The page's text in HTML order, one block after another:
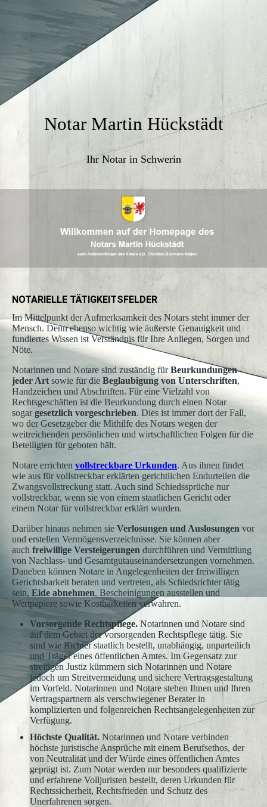
Notar Martin Hückstädt
Ihr Notar in Schwerin
NOTARIELLE TÄTIGKEITSFELDER
Im Mittelpunkt der Aufmerksamkeit des Notars steht immer der
Mensch. Denn ebenso wichtig wie äußerste Genauigkeit und
fundiertes Wissen ist Verständnis für Ihre Anliegen, Sorgen und
Nöte.
Notarinnen und Notare sind zuständig fürBeurkundungen
jeder Art sowie für die Beglaubigung von Unterschriften,
Handzeichen und Abschriften. Für eine Vielzahl von
Rechtsgeschäften ist die Beurkundung durch einen Notar
sogargesetzlich vorgeschrieben. Dies ist immer dort der Fall,
wo der Gesetzgeber die Mithilfe des Notars wegen der
weitreichenden persönlichen und wirtschaftlichen Folgen für die
Beteiligten für geboten hält.
Notare errichten vollstreckbare Urkunden. Aus ihnen findet
wie aus für vollstreckbar erklärten gerichtlichen Endurteilen die
Zwangsvollstreckung statt. Auch sind Schiedssprüche nur
vollstreckbar, wenn sie von einem staatlichen Gericht oder
einem Notar für vollstreckbar erklärt wurden.
Darüber hinaus nehmen sie Verlosungen und Auslosungen vor
und erstellen Vermögensverzeichnisse. Sie können aber
auch freiwillige Versteigerungen durchführen und Vermittlung
von Nachlass- und Gesamtgutauseinandersetzungen vornehmen.
Daneben können Notare in Angelegenheiten der freiwilligen
Gerichtsbarkeit beraten und vertreten, als Schiedsrichter tätig
sein, Eide abnehmen, Bescheinigungen ausstellen und
Wertpapiere sowie Kostbarkeiten verwahren.
Vorsorgende Rechtspflege. Notarinnen und Notare sind
auf dem Gebiet der vorsorgenden Rechtspflege tätig. Sie
sind wie Richter staatlich bestellt, unabhängig, unparteilich
und Träger eines öffentlichen Amtes. Im Gegensatz zur
streitigen Justiz kümmern sich Notarinnen und Notare
jedoch um Streitvermeidung und sichere Vertragsgestaltung
im Vorfeld. Notarinnen und Notare stehen Ihnen und Ihren
Vertragspartnern als verschwiegener Berater in
komplizierten und folgenreichen Rechtsangelegenheiten zur
Verfügung.
Höchste Qualität. Notarinnen und Notare verbinden
höchste juristische Ansprüche mit einem Berufsethos, der
von Neutralität und der Würde eines öffentlichen Amtes
geprägt ist. Zum Notar werden nur besonders qualifizierte
und erfahrene Volljuristen bestellt, deren Urkunden für
Rechtssicherheit, Rechtsfrieden und Schutz des
Unerfahrenen sorgen.